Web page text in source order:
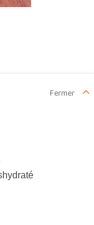
Fermer